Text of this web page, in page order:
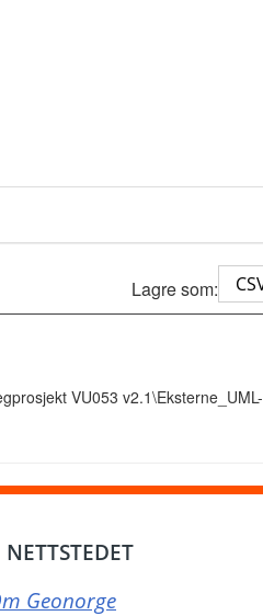
Lagre som:
VU053 v2.1\Eksterne_UML-